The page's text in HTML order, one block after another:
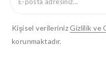
Kişisel verilerinizGizlilik ve
korunmaktadır.